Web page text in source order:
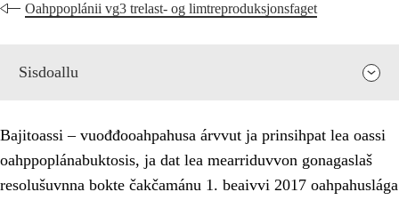
Oahppoplánii vg3 trelast- og limtreproduksjonsfaget
Sisdoallu
Bajitoassi – vuođđooahpahusa árvvut ja prinsihpat lea oassi
oahppoplánabuktosis, ja dat lea mearriduvvon gonagaslaš
resolušuvnna bokte čakčamánu 1. beaivvi 2017 oahpahuslága